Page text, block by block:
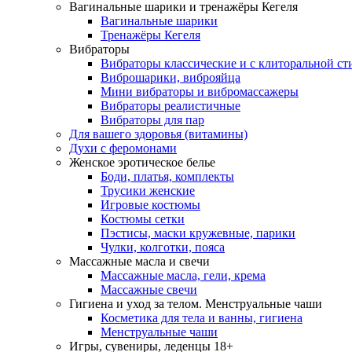
Вагинальные шарики и тренажёры Кегеля
Вагинальные шарики
Тренажёры Кегеля
Вибраторы
Вибраторы классические и с клиторальной
Виброшарики, виброяйца
Мини вибраторы и вибромассажеры
Вибраторы реалистичные
Вибраторы для пар
Для вашего здоровья (витамины)
Духи с феромонами
Женское эротическое белье
Боди, платья, комплекты
Трусики женские
Игровые костюмы
Костюмы сетки
Пэстисы, маски кружевные, парики
Чулки, колготки, пояса
Массажные масла и свечи
Массажные масла, гели, крема
Массажные свечи
Гигиена и уход за телом. Менструальные чаши
Косметика для тела и ванны, гигиена
Менструальные чаши
Игры, сувениры, леденцы 18+